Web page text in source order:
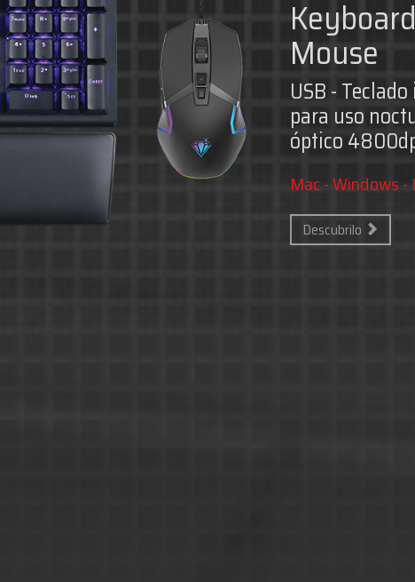
Gaming Headset
Metal anodizado. Orejeras
micorofono incorporado.
Compatible PS4 / PC / XBOX ONE